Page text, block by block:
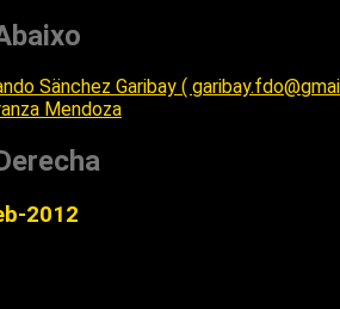
Sänchez Garibay (
Mendoza
2012